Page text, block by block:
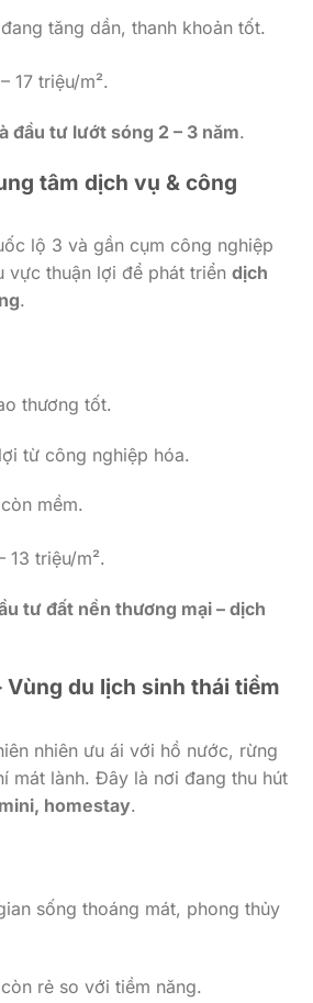
tăng dần, thanh khoản tốt.
17 triệu/m².
đầu tư lướt sóng 2 – 3 năm.
tâm dịch vụ & công
lộ 3 và gần cụm công nghiệp
vực thuận lợi để phát triển dịch
.
thương tốt.
từ công nghiệp hóa.
mềm.
13 triệu/m².
tư đất nền thương mại – dịch
Vùng du lịch sinh thái tiềm
nhiên ưu ái với hồ nước, rừng
mát lành. Đây là nơi đang thu hút
homestay.
sống thoáng mát, phong thủy
rẻ so với tiềm năng.